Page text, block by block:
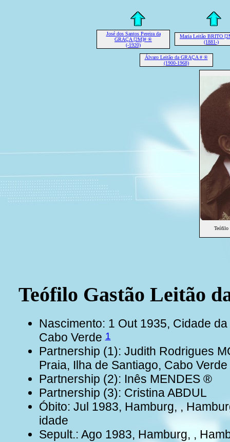
José dos Santos Pereira da
GRAÇA [2M]# ®
(-1920)
Maria Leitão BRITO
(1881-)
Álvaro Leitão da GRAÇA # ®
(1900-1968)
Teófilo
Teófilo Gastão Leitão
Nascimento: 1 Out 1935, Cidade
Cabo Verde1
Partnership (1): Judith Rodrigues
Praia, Ilha de Santiago, Cabo Verde
Partnership (2): Inês MENDES ®
Partnership (3): Cristina ABDUL
Óbito: Jul 1983, Hamburg, ,
idade
Sepult.: Ago 1983, Hamburg, ,